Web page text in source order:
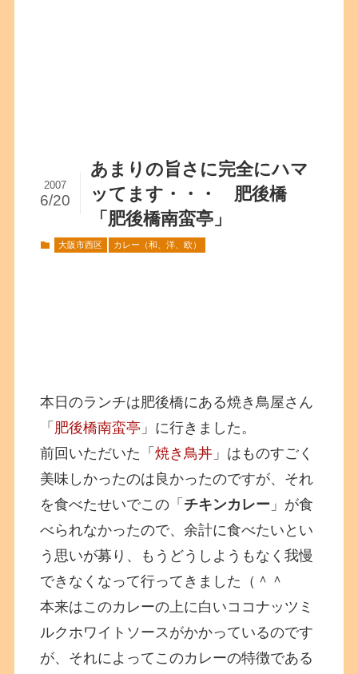
あまりの旨さに完全にハマ
ッてます・・・ 肥後橋
「肥後橋南蛮亭」
2007
6/20
大阪市西区 カレー（和、洋、欧）
本日のランチは肥後橋にある焼き鳥屋さん
「 肥後橋南蛮亭 」に行きました。
前回いただいた「焼き鳥丼 」はものすごく
美味しかったのは良かったのですが、それ
を食べたせいでこの「 チキンカレー 」が食
べられなかったので、余計に食べたいとい
う思いが募り、もうどうしようもなく我慢
できなくなって行ってきました（＾＾
本来はこのカレーの上に白いココナッツミ
ルクホワイトソースがかかっているのです
が、それによってこのカレーの特徴である